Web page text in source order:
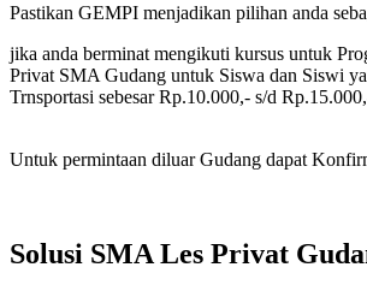
Pastikan GEMPI menjadikan pilihan anda
jika anda berminat mengikuti kursus untuk
Privat SMA Gudang untuk Siswa dan Siswi
Trnsportasi sebesar Rp.10.000,- s/d
Untuk permintaan diluar Gudang dapat
Solusi SMA Les Privat